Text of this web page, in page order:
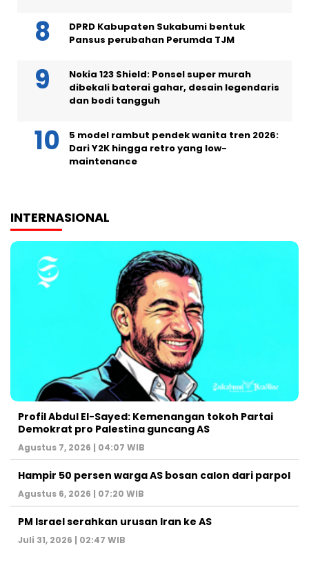
DPRD Kabupaten Sukabumi bentuk
Pansus perubahan Perumda TJM
Nokia 123 Shield: Ponsel super murah
dibekali baterai gahar, desain legendaris
dan bodi tangguh
5 model rambut pendek wanita tren 2026:
Dari Y2K hingga retro yang low-
maintenance
INTERNASIONAL
Profil Abdul El-Sayed: Kemenangan tokoh Partai
Demokrat pro Palestina guncang AS
Agustus 7, 2026 | 04:07 WIB
Hampir 50 persen warga AS bosan calon dari parpol
Agustus 6, 2026 | 07:20 WIB
PM Israel serahkan urusan Iran ke AS
Juli 31, 2026 | 02:47 WIB